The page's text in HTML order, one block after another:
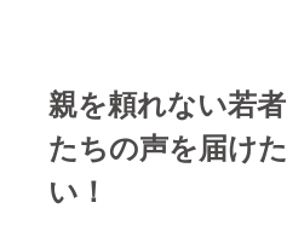
親を頼れない若者
たちの声を届けた
い！